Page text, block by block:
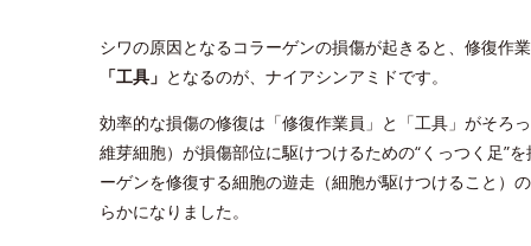
シワの原因となるコラーゲンの損傷が起きると、修復作
「工具」 となるのが、ナイアシンアミドです。
効率的な損傷の修復は「修復作業員」と「工具」がそろ
維芽細胞）が損傷部位に駆けつけるための“くっつく足”
ーゲンを修復する細胞の遊走（細胞が駆けつけること）
らかになりました。